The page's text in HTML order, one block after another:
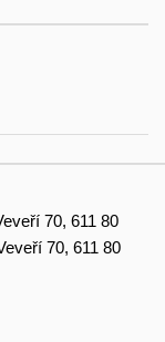
70, 611 80
70, 611 80